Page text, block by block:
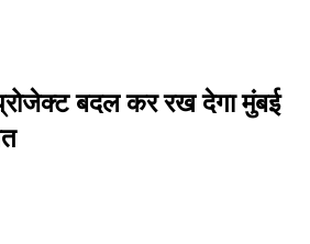
बदल कर रख देगा मुंबई